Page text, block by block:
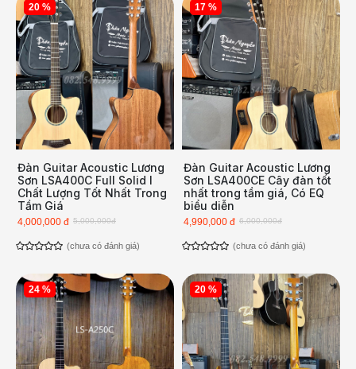
20 %
Đàn Guitar Acoustic Lương
Sơn LSA400C Full Solid l
Chất Lượng Tốt Nhất Trong
Tầm Giá
5,000,000đ
4,000,000 đ
(chưa có đánh giá)
17 %
Đàn Guitar Acoustic Lương
Sơn LSA400CE Cây đàn tốt
nhất trong tầm giá, Có EQ
biểu diễn
6,000,000đ
4,990,000 đ
(chưa có đánh giá)
24 % 20 %